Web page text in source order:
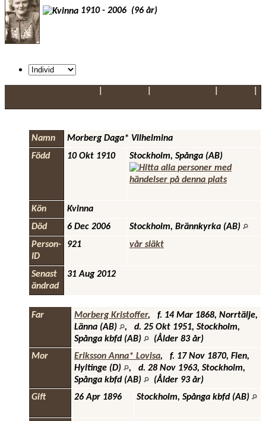
1910 - 2006 (96 år)
Namn Morberg Daga* Vilhelmina
Född
10 Okt 1910 Stockholm, Spånga (AB)
Kön
Kvinna
Död
6 Dec 2006
Stockholm, Brännkyrka (AB)
Person-
ID
921 vår släkt
Senast
ändrad
31 Aug 2012
Far Morberg Kristoffer, f. 14 Mar 1868, Norrtälje,
Länna (AB)
, d. 25 Okt 1951, Stockholm,
Spånga kbfd (AB)
(Ålder 83 år)
Mor
Eriksson Anna* Lovisa, f. 17 Nov 1870, Flen,
Hyltinge (D)
, d. 28 Nov 1963, Stockholm,
Spånga kbfd (AB)
(Ålder 93 år)
Gift
26 Apr 1896 Stockholm, Spånga kbfd (AB)